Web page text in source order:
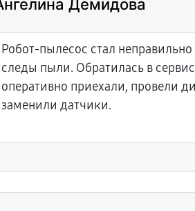
Демидова
Робот-пылесос стал неправильно
следы пыли. Обратилась в
оперативно приехали, провели
заменили датчики.